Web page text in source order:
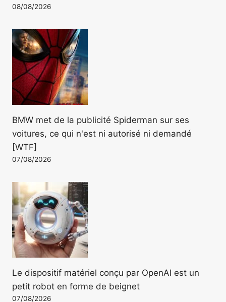
08/08/2026
BMW met de la publicité Spiderman sur ses
voitures, ce qui n'est ni autorisé ni demandé
[WTF]
07/08/2026
Le dispositif matériel conçu par OpenAI est un
petit robot en forme de beignet
07/08/2026